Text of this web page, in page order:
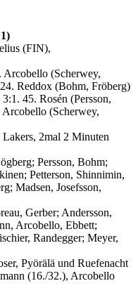
(FIN),
Arcobello (Scherwey,
Reddox (Bohm, Fröberg)
45. Rosén (Persson,
(Scherwey,
2mal 2 Minuten
Persson, Bohm;
Petterson, Shinnimin,
Madsen, Josefsson,
Gerber; Andersson,
Arcobello, Ebbett;
Randegger; Meyer,
Pyörälä und Ruefenacht
(16./32.), Arcobello